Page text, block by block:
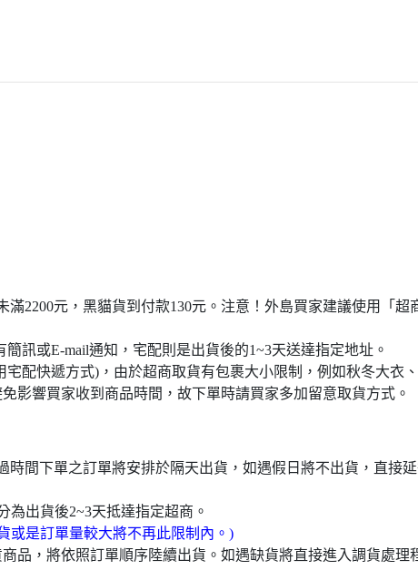
滿2200元，黑貓貨到付款130元。注意！外島買家建議使用「
訊或E-mail通知，宅配則是出貨後的1~3天送達指定地址。
宅配快遞方式)，由於超商取貨有包裹大小限制，例如秋冬大衣、
影響買家收到商品時間，故下單時請買家多加留意取貨方式。
時間下單之訂單將安排於隔天出貨，如遇假日將不出貨，直接
為出貨後2~3天抵達指定超商。
或是訂單量較大將不再此限制內。)
品，將依照訂單順序陸續出貨。如遇缺貨將直接進入調貨處理